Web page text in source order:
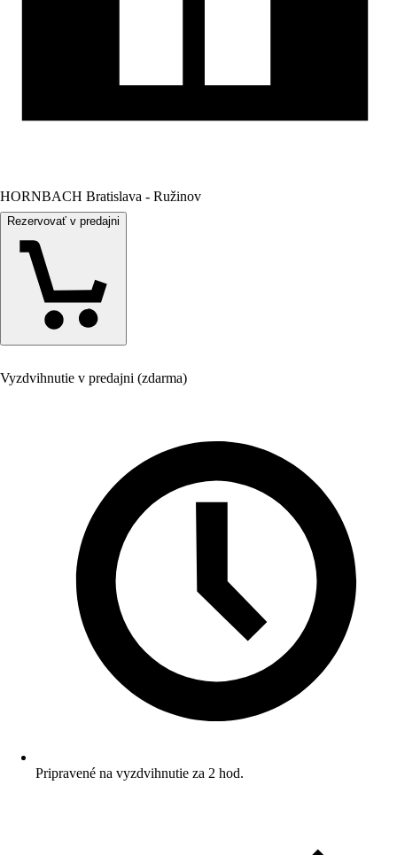
HORNBACH Bratislava - Ružinov
Rezervovať v predajni
Vyzdvihnutie v predajni (zdarma)
Pripravené na vyzdvihnutie za 2 hod.